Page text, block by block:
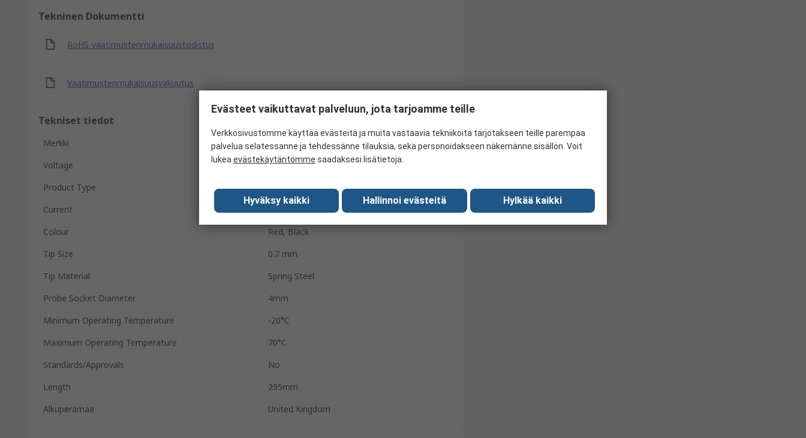
Tekninen Dokumentti
RoHS-vaatimustenmukaisuustodistus
Vaatimustenmukaisuusvakuutus
Tekniset tiedot
Merkki
RS Pro
Voltage
30V
Product Type
Test Probe
Current
10A
Colour
Red, Black
Tip Size
0.7 mm
Tip Material
Spring Steel
Probe Socket Diameter
4mm
Minimum Operating Temperature
-20°C
Maximum Operating Temperature
70°C
Standards/Approvals
No
Length
295mm
Alkuperämaa
United Kingdom
Evästeet vaikuttavat palveluun, jota tarjoamme teille
Verkkosivustomme käyttää evästeitä ja muita vastaavia tekniikoita tarjotakseen teille parempaa
palvelua selatessanne ja tehdessänne tilauksia, sekä personoidakseen näkemänne sisällön. Voit
lukea evästekäytäntömme saadaksesi lisätietoja.
Hyväksy kaikki Hallinnoi evästeitä Hylkää kaikki